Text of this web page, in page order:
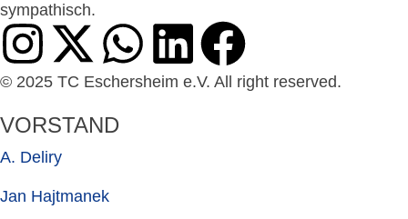
sympathisch.
© 2025 TC Eschersheim e.V. All right reserved.
VORSTAND
A. Deliry
Jan Hajtmanek